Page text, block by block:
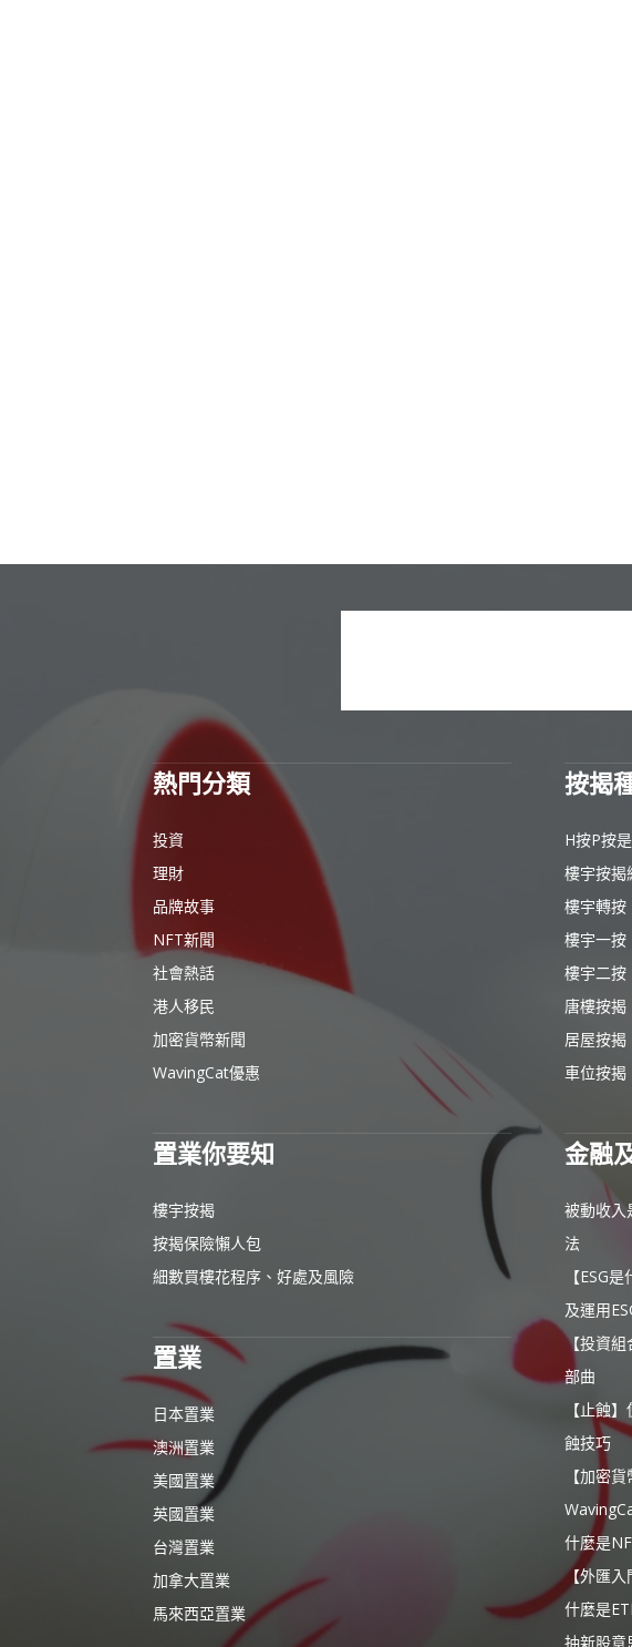
熱門分類
投資
理財
品牌故事
NFT新聞
社會熱話
港人移民
加密貨幣新聞
WavingCat優惠
置業你要知
樓宇按揭
按揭保險懶人包
細數買樓花程序、好處及風險
置業
日本置業
澳洲置業
美國置業
英國置業
台灣置業
加拿大置業
馬來西亞置業
按揭
H按P按
樓宇按揭
樓宇轉按
樓宇一按
樓宇二按
唐樓按揭
居屋按揭
車位按揭
金融
被動收入
法
【ESG
及運用
【投資組
部曲
【止蝕
蝕技巧
【加密
什麼是
【外匯入
什麼是
抽新股意